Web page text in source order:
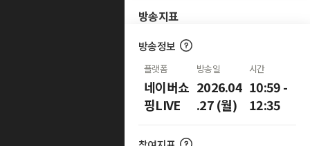
방송지표
방송정보
플랫폼
네이버쇼
핑LIVE
방송일
2026.04
.27 (월)
시간
10:59 -
12:35